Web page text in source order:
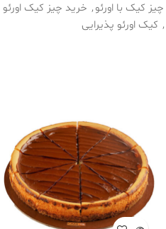
چیز کیک با اورئو, خرید چیز کیک اورئو
, کیک اورئو پذیرایی